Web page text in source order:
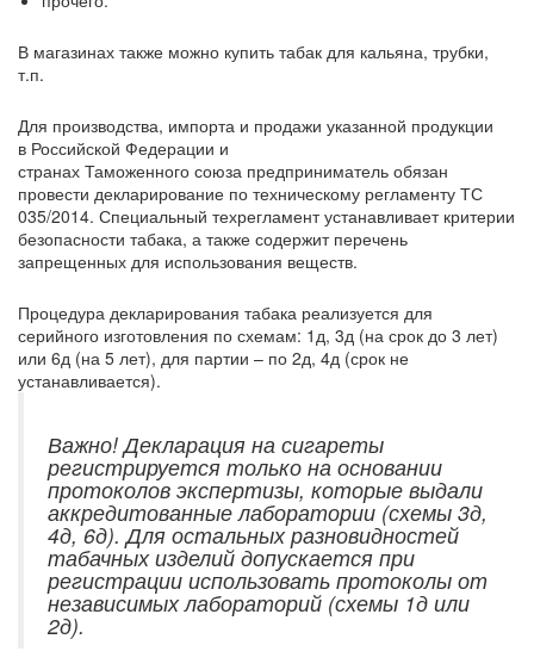
В магазинах также можно купить табак для кальяна, трубки,
т.п.
Для производства, импорта и продажи указанной продукции
в Российской Федерации и
странах Таможенного союза предприниматель обязан
провести декларирование по техническому регламенту ТС
035/2014. Специальный техрегламент устанавливает критерии
безопасности табака, а также содержит перечень
запрещенных для использования веществ.
Процедура декларирования табака реализуется для
серийного изготовления по схемам: 1д, 3д (на срок до 3 лет)
или 6д (на 5 лет), для партии – по 2д, 4д (срок не
устанавливается).
Важно! Декларация на сигареты
регистрируется только на основании
протоколов экспертизы, которые выдали
аккредитованные лаборатории (схемы 3д,
4д, 6д). Для остальных разновидностей
табачных изделий допускается при
регистрации использовать протоколы от
независимых лабораторий (схемы 1д или
2д).